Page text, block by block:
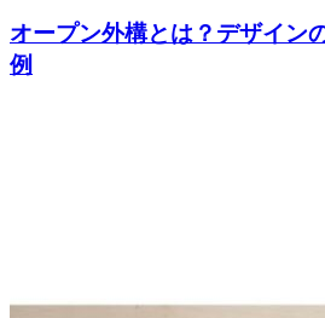
オープン外構とは？デザイン
例